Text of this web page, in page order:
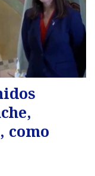
como